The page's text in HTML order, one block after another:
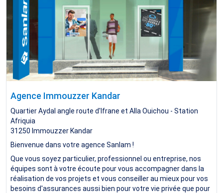
Agence Immouzzer Kandar
Quartier Aydal angle route d'Ifrane et Alla Ouichou - Station
Afriquia
31250 Immouzzer Kandar
Bienvenue dans votre agence Sanlam !
Que vous soyez particulier, professionnel ou entreprise, nos
équipes sont à votre écoute pour vous accompagner dans la
réalisation de vos projets et vous conseiller au mieux pour vos
besoins d'assurances aussi bien pour votre vie privée que pour